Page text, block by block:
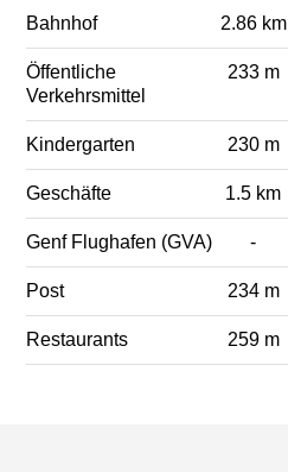
Bahnhof 2.86 km
Öffentliche
Verkehrsmittel
233 m
Kindergarten 230 m
Geschäfte 1.5 km
Genf Flughafen (GVA) -
Post 234 m
Restaurants 259 m